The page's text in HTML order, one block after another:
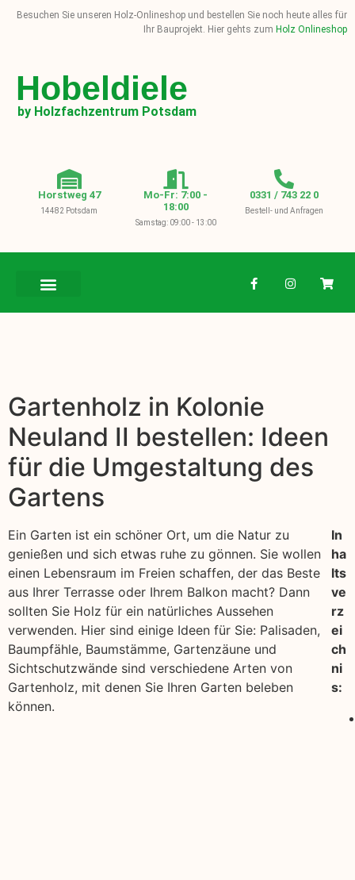
Besuchen Sie unseren Holz-Onlineshop und bestellen Sie noch heute alles für
Ihr Bauprojekt. Hier gehts zum Holz Onlineshop
Hobeldiele
by Holzfachzentrum Potsdam
Horstweg 47
14482 Potsdam
Mo-Fr: 7:00 -
18:00
Samstag: 09:00 - 13:00
0331 / 743 22 0
Bestell- und Anfragen
Gartenholz in Kolonie
Neuland II bestellen: Ideen
für die Umgestaltung des
Gartens
Ein Garten ist ein schöner Ort, um die Natur zu
genießen und sich etwas ruhe zu gönnen. Sie wollen
einen Lebensraum im Freien schaffen, der das Beste
aus Ihrer Terrasse oder Ihrem Balkon macht? Dann
sollten Sie Holz für ein natürliches Aussehen
verwenden. Hier sind einige Ideen für Sie: Palisaden,
Baumpfähle, Baumstämme, Gartenzäune und
Sichtschutzwände sind verschiedene Arten von
Gartenholz, mit denen Sie Ihren Garten beleben
können.
In
ha
lts
ve
rz
ei
ch
ni
s: